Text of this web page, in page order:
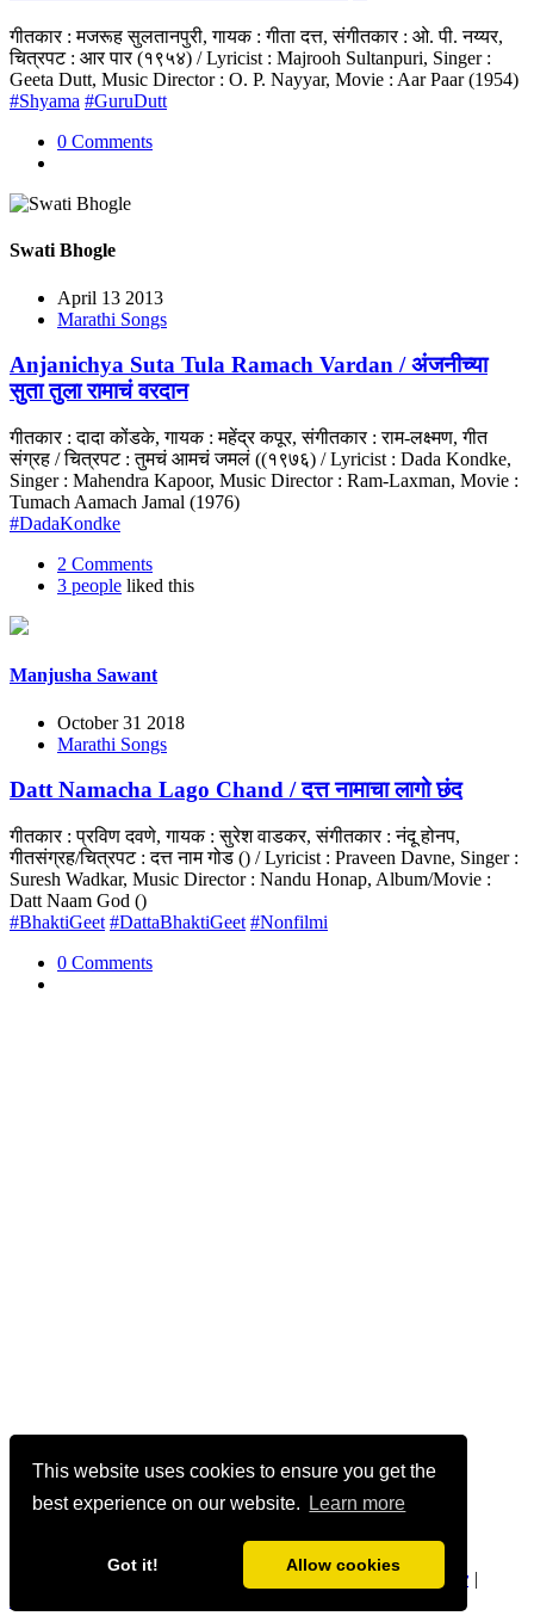
This website uses cookies to ensure you get the
best experience on our website.
Learn more
Got it! Allow cookies
गीतकार : मजरूह सुलतानपुरी, गायक : गीता दत्त, संगीतकार : ओ. पी. नय्यर,
चित्रपट : आर पार (१९५४) / Lyricist : Majrooh Sultanpuri, Singer :
Geeta Dutt, Music Director : O. P. Nayyar, Movie : Aar Paar (1954)
#Shyama #GuruDutt
0 Comments
Swati Bhogle
April 13 2013
Marathi Songs
Anjanichya Suta Tula Ramach Vardan / अंजनीच्या
सुता तुला रामाचं वरदान
गीतकार : दादा कोंडके, गायक : महेंद्र कपूर, संगीतकार : राम-लक्ष्मण, गीत
संग्रह / चित्रपट : तुमचं आमचं जमलं ((१९७६) / Lyricist : Dada Kondke,
Singer : Mahendra Kapoor, Music Director : Ram-Laxman, Movie :
Tumach Aamach Jamal (1976)
#DadaKondke
2 Comments
3 people liked this
Manjusha Sawant
October 31 2018
Marathi Songs
Datt Namacha Lago Chand / दत्त नामाचा लागो छंद
गीतकार : प्रविण दवणे, गायक : सुरेश वाडकर, संगीतकार : नंदू होनप,
गीतसंग्रह/चित्रपट : दत्त नाम गोड () / Lyricist : Praveen Davne, Singer :
Suresh Wadkar, Music Director : Nandu Honap, Album/Movie :
Datt Naam God ()
#BhaktiGeet #DattaBhaktiGeet #Nonfilmi
0 Comments
Privacy |